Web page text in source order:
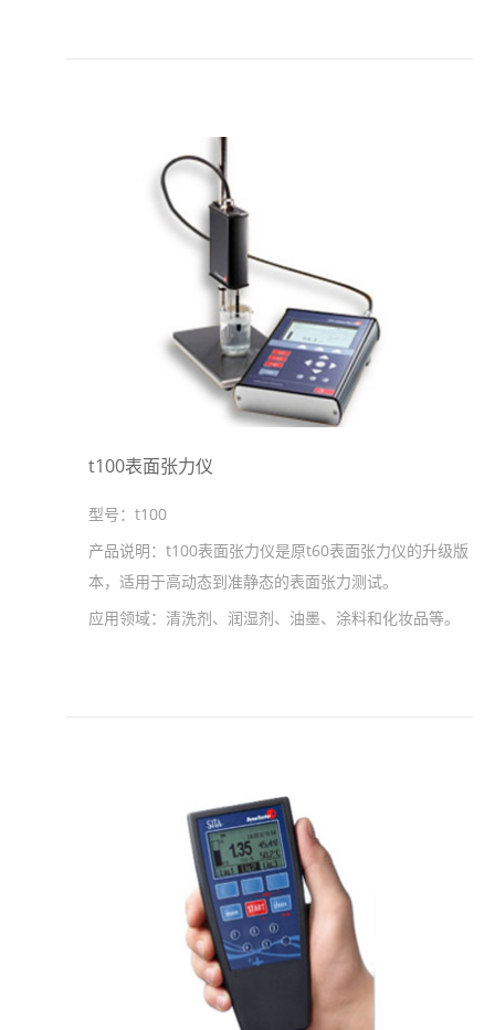
t100表面张力仪
型号： t100
产品说明： t100表面张力仪是原t60表面张力仪的升级版
本，适用于高动态到准静态的表面张力测试。
应用领域： 清洗剂、润湿剂、油墨、涂料和化妆品等。